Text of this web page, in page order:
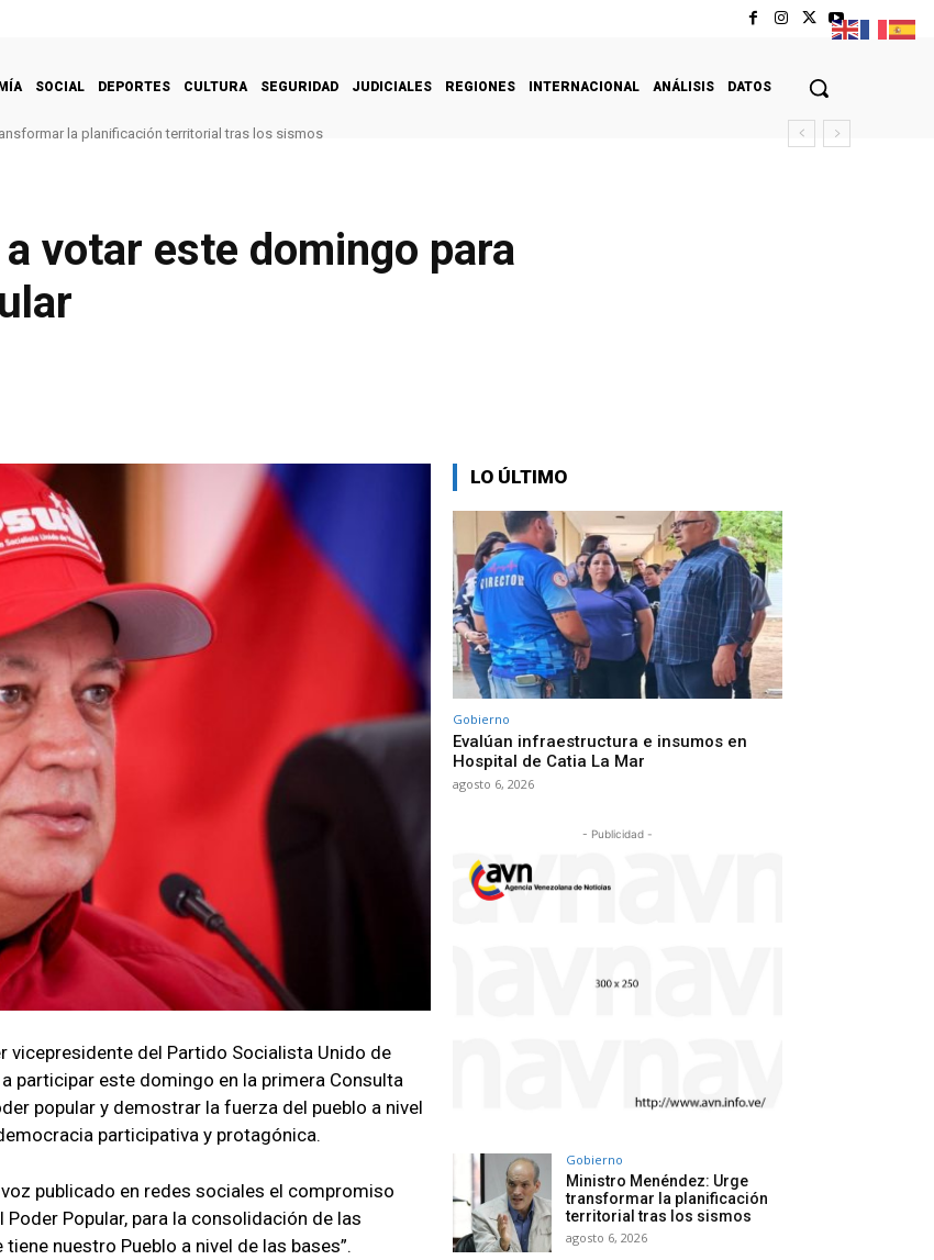
SOCIAL DEPORTES CULTURA SEGURIDAD JUDICIALES REGIONES INTERNACIONAL ANÁLISIS DATOS
la planificación territorial tras los sismos
votar este domingo para
vicepresidente del Partido Socialista Unido de
participar este domingo en la primera Consulta
popular y demostrar la fuerza del pueblo a nivel
participativa y protagónica.
publicado en redes sociales el compromiso
Popular, para la consolidación de las
nuestro Pueblo a nivel de las bases”.
LO ÚLTIMO
Gobierno
Evalúan infraestructura e insumos en
Hospital de Catia La Mar
agosto 6, 2026
- Publicidad -
Gobierno
Ministro Menéndez: Urge
transformar la planificación
territorial tras los sismos
agosto 6, 2026